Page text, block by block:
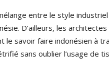
entre le style
D’ailleurs, les
le savoir faire indonésien à
sans oublier l’usage de